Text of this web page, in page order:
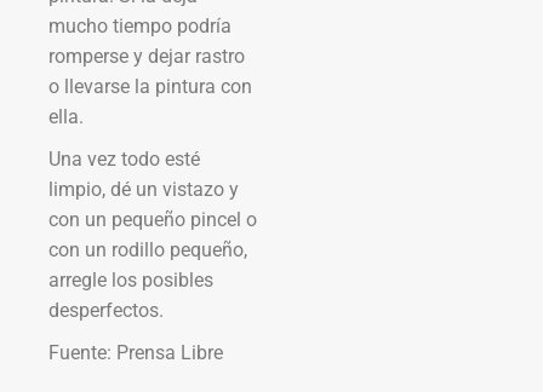
mucho tiempo podría
romperse y dejar rastro
o llevarse la pintura con
ella.
Una vez todo esté
limpio, dé un vistazo y
con un pequeño pincel o
con un rodillo pequeño,
arregle los posibles
desperfectos.
Fuente: Prensa Libre